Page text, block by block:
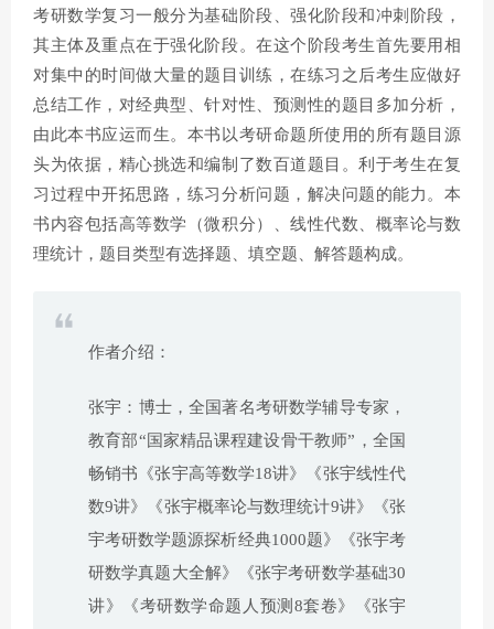
考研数学复习一般分为基础阶段、强化阶段和冲刺阶段，
其主体及重点在于强化阶段。在这个阶段考生首先要用相
对集中的时间做大量的题目训练，在练习之后考生应做好
总结工作，对经典型、针对性、预测性的题目多加分析，
由此本书应运而生。本书以考研命题所使用的所有题目源
头为依据，精心挑选和编制了数百道题目。利于考生在复
习过程中开拓思路，练习分析问题，解决问题的能力。本
书内容包括高等数学（微积分）、线性代数、概率论与数
理统计，题目类型有选择题、填空题、解答题构成。
作者介绍：
张宇：博士，全国著名考研数学辅导专家，
教育部“国家精品课程建设骨干教师”，全国
畅销书《张宇高等数学18讲》《张宇线性代
数9讲》《张宇概率论与数理统计9讲》《张
宇考研数学题源探析经典1000题》《张宇考
研数学真题大全解》《张宇考研数学基础30
讲》《考研数学命题人预测8套卷》《张宇